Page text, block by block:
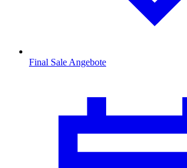
Final Sale Angebote